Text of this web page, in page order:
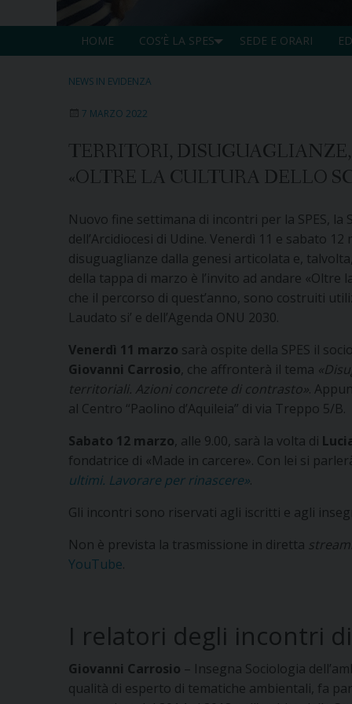
HOME COS’È LA SPES SEDE E ORARI
NEWS IN EVIDENZA
7 MARZO 2022
TERRITORI,
«OLTRE LA CULTURA DELLO
Nuovo fine settimana di incontri per la SPES, la
dell’Arcidiocesi di Udine. Venerdì 11 e sabato
disuguaglianze dalla genesi articolata e,
della tappa di marzo è l’invito ad andare «Oltre
che il percorso di quest’anno, sono costruiti
Laudato si’ e dell’Agenda ONU 2030.
Venerdì 11 marzo sarà ospite della SPES il
Giovanni Carrosio, che affronterà il tema
territoriali. Azioni concrete di contrasto».
al Centro “Paolino d’Aquileia” di via Treppo 5/B.
Sabato 12 marzo, alle 9.00, sarà la volta di
fondatrice di «Made in carcere». Con lei si
ultimi. Lavorare per rinascere».
Gli incontri sono riservati agli iscritti e agli
Non è prevista la trasmissione in diretta
YouTube.
I relatori degli incontri
Giovanni Carrosio – Insegna Sociologia
qualità di esperto di tematiche ambientali, fa